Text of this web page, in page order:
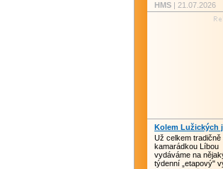
HMS | 21.07.2026
Kolem Lužických
Už celkem tradičně
kamarádkou Líbou
vydáváme na
týdenní „etapový"